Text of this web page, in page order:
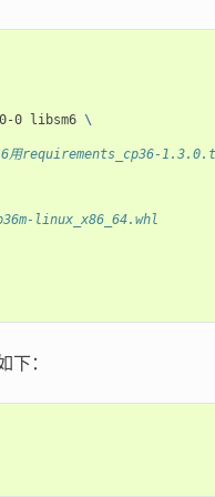
0 libsm6 \
用requirements_cp36-
linux_x86_64.whl
：